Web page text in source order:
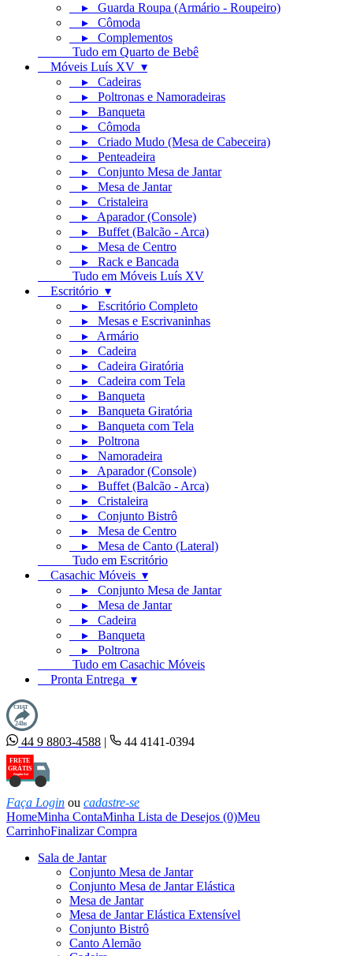
▸ Guarda Roupa (Armário - Roupeiro)
▸ Cômoda
▸ Complementos
Tudo em Quarto de Bebê
Móveis Luís XV ▾
▸ Cadeiras
▸ Poltronas e Namoradeiras
▸ Banqueta
▸ Cômoda
▸ Criado Mudo (Mesa de Cabeceira)
▸ Penteadeira
▸ Conjunto Mesa de Jantar
▸ Mesa de Jantar
▸ Cristaleira
▸ Aparador (Console)
▸ Buffet (Balcão - Arca)
▸ Mesa de Centro
▸ Rack e Bancada
Tudo em Móveis Luís XV
Escritório ▾
▸ Escritório Completo
▸ Mesas e Escrivaninhas
▸ Armário
▸ Cadeira
▸ Cadeira Giratória
▸ Cadeira com Tela
▸ Banqueta
▸ Banqueta Giratória
▸ Banqueta com Tela
▸ Poltrona
▸ Namoradeira
▸ Aparador (Console)
▸ Buffet (Balcão - Arca)
▸ Cristaleira
▸ Conjunto Bistrô
▸ Mesa de Centro
▸ Mesa de Canto (Lateral)
Tudo em Escritório
Casachic Móveis ▾
▸ Conjunto Mesa de Jantar
▸ Mesa de Jantar
▸ Cadeira
▸ Banqueta
▸ Poltrona
Tudo em Casachic Móveis
Pronta Entrega ▾
CHAT
24hs
44 9 8803-4588 | 44 4141-0394
FRETE
GRÁTIS
Região Sul
Faça Login ou cadastre-se
HomeMinha ContaMinha Lista de Desejos (0)Meu
CarrinhoFinalizar Compra
Sala de Jantar
Conjunto Mesa de Jantar
Conjunto Mesa de Jantar Elástica
Mesa de Jantar
Mesa de Jantar Elástica Extensível
Conjunto Bistrô
Canto Alemão